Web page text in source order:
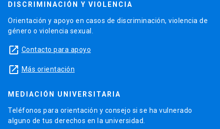
DISCRIMINACIÓN Y VIOLENCIA
Orientación y apoyo en casos de discriminación, violencia de
género o violencia sexual.
launch Contacto para apoyo
launch Más orientación
MEDIACIÓN UNIVERSITARIA
Teléfonos para orientación y consejo si se ha vulnerado
alguno de tus derechos en la universidad.